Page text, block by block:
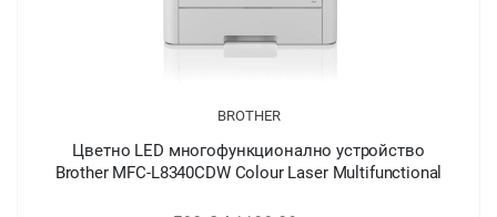
BROTHER
Цветно LED многофункционално устройство
Brother MFC-L8340CDW Colour Laser Multifunctional